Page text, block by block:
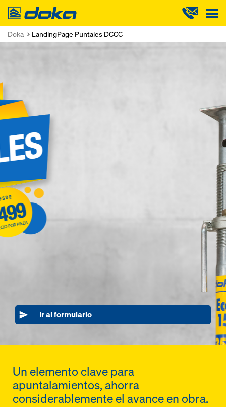
Doka
Doka LandingPage Puntales DCCC
Ir al formulario
Un elemento clave para
apuntalamientos, ahorra
considerablemente el avance en obra.